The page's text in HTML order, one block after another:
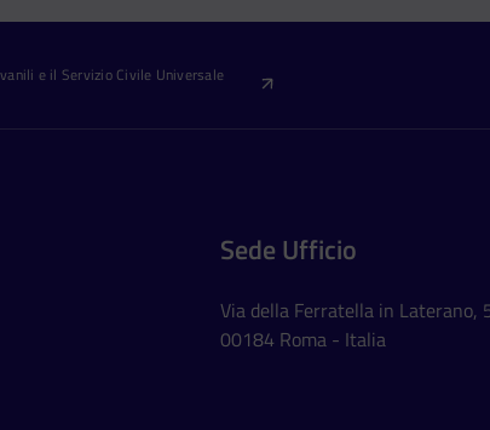
e il Servizio Civile Universale
Sede Ufficio
Via della Ferratella in Laterano,
00184 Roma - Italia